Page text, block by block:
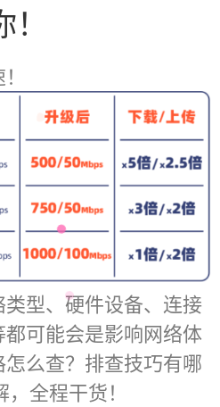
型、硬件设备、连接
可能会是影响网络体
么查？排查技巧有哪
全程干货！